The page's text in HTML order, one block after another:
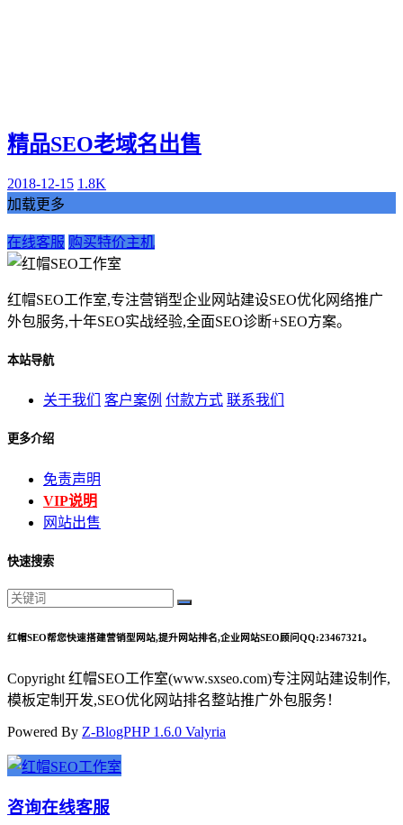
精品SEO老域名出售
2018-12-15 1.8K
加载更多
在线客服 购买特价主机
红帽SEO工作室,专注营销型企业网站建设SEO优化网络推广
外包服务,十年SEO实战经验,全面SEO诊断+SEO方案。
本站导航
关于我们 客户案例 付款方式 联系我们
更多介绍
免责声明
VIP说明
网站出售
快速搜索
红帽SEO帮您快速搭建营销型网站,提升网站排名,企业网站SEO顾问QQ:23467321。
Copyright 红帽SEO工作室(www.sxseo.com)专注网站建设制作,
模板定制开发,SEO优化网站排名整站推广外包服务！
Powered By Z-BlogPHP 1.6.0 Valyria
咨询在线客服